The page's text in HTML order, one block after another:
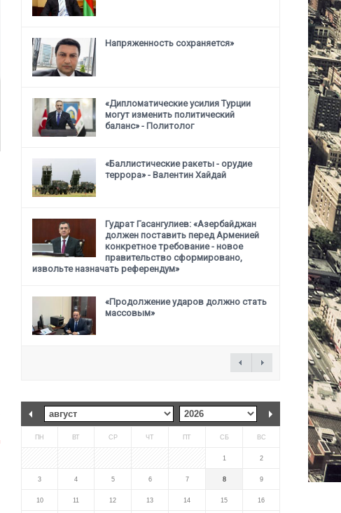
Напряженность сохраняется»
«Дипломатические усилия Турции
могут изменить политический
баланс» - Политолог
«Баллистические ракеты - орудие
террора» - Валентин Хайдай
Гудрат Гасангулиев: «Азербайджан
должен поставить перед Арменией
конкретное требование - новое
правительство сформировано,
извольте назначать референдум»
«Продолжение ударов должно стать
массовым»
ПН ВТ СР ЧТ ПТ СБ ВС
1 2
3 4 5 6 7 8 9
10 11 12 13 14 15 16